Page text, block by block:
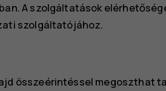
A szolgáltatások
szolgáltatójához.
összeérintéssel megoszthat